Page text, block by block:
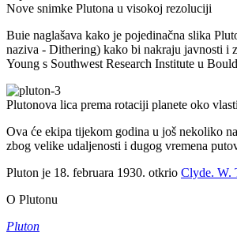
Nove snimke Plutona u visokoj rezoluciji
Buie naglašava kako je pojedinačna slika
naziva - Dithering) kako bi nakraju javnosti i
Young s Southwest Research Institute u
Plutonova lica prema rotaciji planete oko
Ova će ekipa tijekom godina u još nekoliko
zbog velike udaljenosti i dugog vremena
Pluton je 18. februara 1930. otkrio Clyde. W.
O Plutonu
Pluton